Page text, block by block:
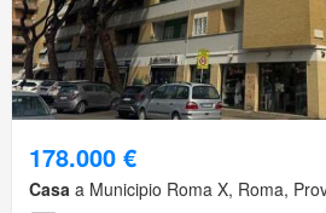
178.000 €
Casa a Municipio Roma X, Roma,